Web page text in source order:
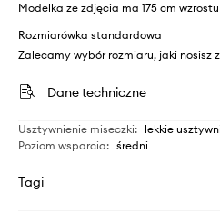
Modelka ze zdjęcia ma 175 cm
Rozmiarówka standardowa
Zalecamy wybór rozmiaru, jaki nosisz
Dane techniczne
Usztywnienie miseczki: lekkie
Poziom wsparcia: średni
Tagi